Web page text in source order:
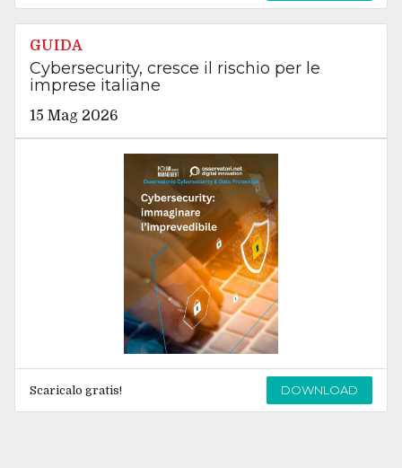
GUIDA
Cybersecurity, cresce il rischio per le
imprese italiane
15 Mag 2026
Scaricalo gratis! DOWNLOAD